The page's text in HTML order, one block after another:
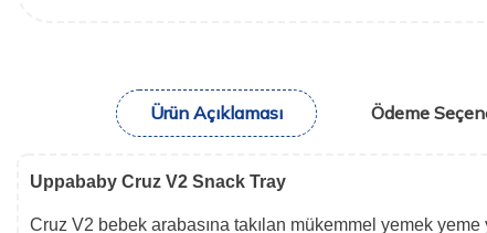
Ürün Açıklaması Ödeme
Uppababy Cruz V2 Snack Tray
Cruz V2 bebek arabasına takılan mükemmel yemek